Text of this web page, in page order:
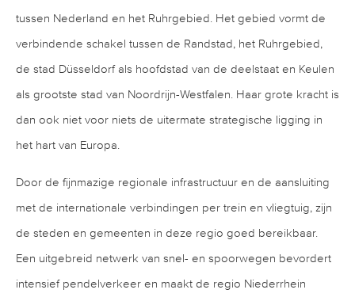
tussen Nederland en het Ruhrgebied. Het gebied vormt de
verbindende schakel tussen de Randstad, het Ruhrgebied,
de stad Düsseldorf als hoofdstad van de deelstaat en Keulen
als grootste stad van Noordrijn-Westfalen. Haar grote kracht is
dan ook niet voor niets de uitermate strategische ligging in
het hart van Europa.
Door de fijnmazige regionale infrastructuur en de aansluiting
met de internationale verbindingen per trein en vliegtuig, zijn
de steden en gemeenten in deze regio goed bereikbaar.
Een uitgebreid netwerk van snel- en spoorwegen bevordert
intensief pendelverkeer en maakt de regio Niederrhein